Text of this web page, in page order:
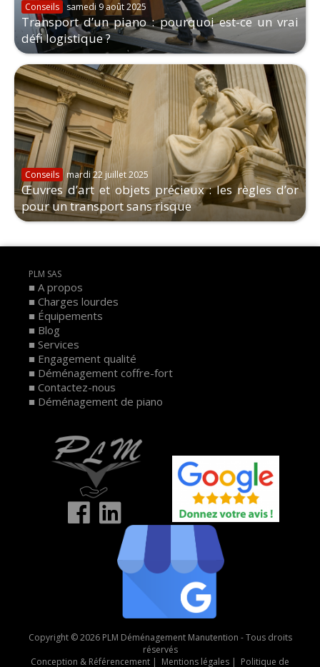
Conseils samedi 9 août 2025
Transport d’un piano : pourquoi est-ce un vrai
défi logistique ?
Conseils mardi 22 juillet 2025
Œuvres d’art et objets précieux : les règles d’or
pour un transport sans risque
PLM SAS
A propos
Charges lourdes
Équipements
Blog
Services
Engagement qualité
Déménagement coffre-fort
Contactez-nous
Déménagement de piano
Copyright © 2026 PLM Déménagement Manutention - Tous droits
réservés
Conception & Référencement | Mentions légales | Politique de